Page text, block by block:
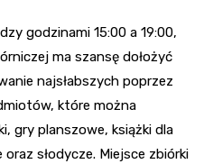
godzinami 15:00 a 19:00,
ma szansę dołożyć
najsłabszych poprzez
które można
gry planszowe, książki dla
słodycze. Miejsce zbiórki